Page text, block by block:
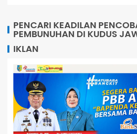
PENCARI KEADILAN
PEMBUNUHAN DI KUDUS
IKLAN